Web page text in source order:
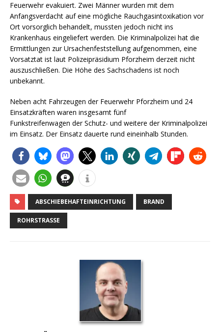
Feuerwehr evakuiert. Zwei Männer wurden mit dem
Anfangsverdacht auf eine mögliche Rauchgasintoxikation vor
Ort vorsorglich behandelt, mussten jedoch nicht ins
Krankenhaus eingeliefert werden. Die Kriminalpolizei hat die
Ermittlungen zur Ursachenfeststellung aufgenommen, eine
Vorsatztat ist laut Polizeipräsidium Pforzheim derzeit nicht
auszuschließen. Die Höhe des Sachschadens ist noch
unbekannt.
Neben acht Fahrzeugen der Feuerwehr Pforzheim und 24
Einsatzkräften waren insgesamt fünf
Funkstreifenwagen der Schutz- und weitere der Kriminalpolizei
im Einsatz. Der Einsatz dauerte rund eineinhalb Stunden.
ABSCHIEBEHAFTEINRICHTUNG BRAND
ROHRSTRASSE